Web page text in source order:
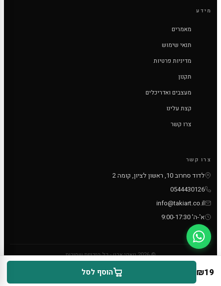
₪19 הוסף לסל
מידע
מאמרים
תנאי שימוש
מדיניות פרטיות
תקנון
מעצבים ואדריכלים
קצת עלינו
צרו קשר
צרו קשר
לדוד סחרוב 10, ראשון לציון, קומה 2
0544430126
info@takiart.co.il
א'-ה' 9:00-17:30
© 2026 טאקי ארט - כל הזכויות שמורות